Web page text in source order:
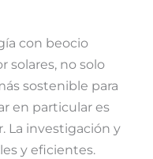
con beocio
solares, no solo
sostenible para
en particular es
La investigación y
y eficientes.